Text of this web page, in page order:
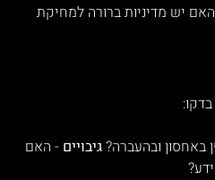
האם יש מדיניות ברורה למחיקת
באחסון ובהעברה? גיבויים - האם